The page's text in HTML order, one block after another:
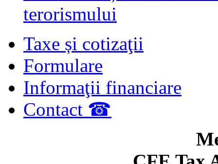
terorismului
Taxe și cotizaţii
Formulare
Informaţii financiare
Contact ☎